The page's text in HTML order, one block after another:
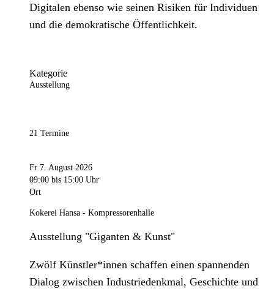
Digitalen ebenso wie seinen Risiken für Individuen
und die demokratische Öffentlichkeit.
Kategorie
Ausstellung
21 Termine
Fr 7. August 2026
09:00 bis 15:00 Uhr
Ort
Kokerei Hansa - Kompressorenhalle
Ausstellung "Giganten & Kunst"
Zwölf Künstler*innen schaffen einen spannenden
Dialog zwischen Industriedenkmal, Geschichte und